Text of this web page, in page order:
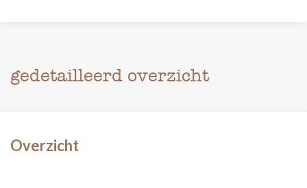
gedetailleerd overzicht
Overzicht